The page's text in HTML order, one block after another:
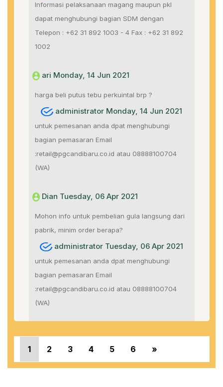
Informasi pelaksanaan magang maupun pkl
dapat menghubungi bagian SDM dengan
Telepon : +62 31 892 1003 - 4 Fax : +62 31 892
1002
ari Monday, 14 Jun 2021
harga beli putus tebu perkuintal brp ?
administrator Monday, 14 Jun 2021
untuk pemesanan anda dpat menghubungi
bagian pemasaran Email
:retail@pgcandibaru.co.id atau 08888100704
(WA)
Dian Tuesday, 06 Apr 2021
Mohon info untuk pembelian gula langsung dari
pabrik, minim order berapa?
administrator Tuesday, 06 Apr 2021
untuk pemesanan anda dpat menghubungi
bagian pemasaran Email
:retail@pgcandibaru.co.id atau 08888100704
(WA)
1 2 3 4 5 6 »